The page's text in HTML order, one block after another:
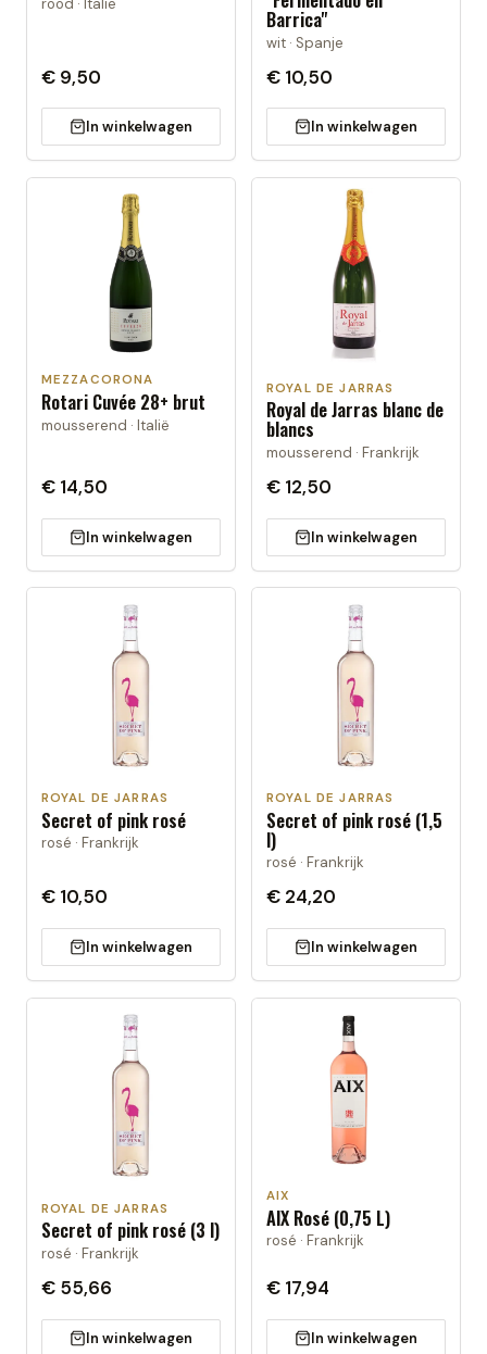
€ 9,50
In winkelwagen
Barrica"
wit · Spanje
€ 10,50
In winkelwagen
MEZZACORONA
Rotari Cuvée 28+ brut
mousserend · Italië
€ 14,50
In winkelwagen
ROYAL DE JARRAS
Royal de Jarras blanc de
blancs
mousserend · Frankrijk
€ 12,50
In winkelwagen
ROYAL DE JARRAS
Secret of pink rosé
rosé · Frankrijk
€ 10,50
In winkelwagen
ROYAL DE JARRAS
Secret of pink rosé (1,5
l)
rosé · Frankrijk
€ 24,20
In winkelwagen
ROYAL DE JARRAS
Secret of pink rosé (3 l)
rosé · Frankrijk
€ 55,66
In winkelwagen
AIX
AIX Rosé (0,75 L)
rosé · Frankrijk
€ 17,94
In winkelwagen